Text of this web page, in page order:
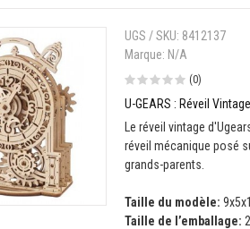
UGS / SKU: 8412137
Marque: N/A
(0)
U-GEARS : Réveil Vintage
Le réveil vintage
réveil mécanique posé
grands-parents.
Taille du modèle:
Taille de l’emballage: